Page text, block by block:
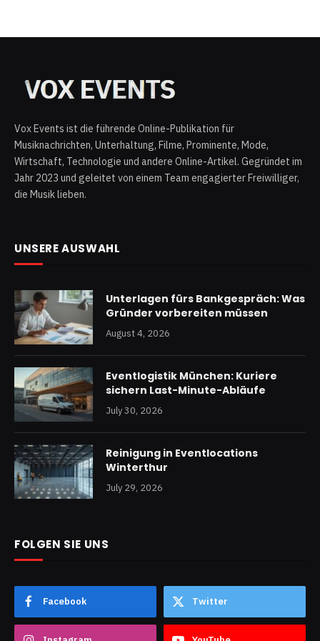
Vox Events ist die führende Online-Publikation für
Musiknachrichten, Unterhaltung, Filme, Prominente, Mode,
Wirtschaft, Technologie und andere Online-Artikel. Gegründet im
Jahr 2023 und geleitet von einem Team engagierter Freiwilliger,
die Musik lieben.
UNSERE AUSWAHL
Unterlagen fürs Bankgespräch: Was
Gründer vorbereiten müssen
August 4, 2026
Eventlogistik München: Kuriere
sichern Last-Minute-Abläufe
July 30, 2026
Reinigung in Eventlocations
Winterthur
July 29, 2026
FOLGEN SIE UNS
Facebook Twitter